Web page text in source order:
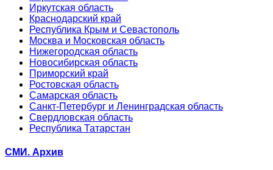
Иркутская область
Краснодарский край
Республика Крым и Севастополь
Москва и Московская область
Нижегородская область
Новосибирская область
Приморский край
Ростовская область
Самарская область
Санкт-Петербург и Ленинградская область
Свердловская область
Республика Татарстан
СМИ. Архив